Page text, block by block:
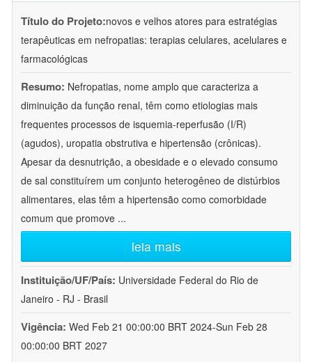
Título do Projeto:novos e velhos atores para estratégias
terapêuticas em nefropatias: terapias celulares, acelulares e
farmacológicas
Resumo: Nefropatias, nome amplo que caracteriza a
diminuição da função renal, têm como etiologias mais
frequentes processos de isquemia-reperfusão (I/R)
(agudos), uropatia obstrutiva e hipertensão (crônicas).
Apesar da desnutrição, a obesidade e o elevado consumo
de sal constituírem um conjunto heterogêneo de distúrbios
alimentares, elas têm a hipertensão como comorbidade
comum que promove ...
leia mais
Instituição/UF/País: Universidade Federal do Rio de
Janeiro - RJ - Brasil
Vigência: Wed Feb 21 00:00:00 BRT 2024-Sun Feb 28
00:00:00 BRT 2027